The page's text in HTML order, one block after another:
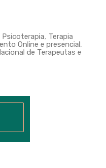
Terapia
Online e presencial.
de Terapeutas e